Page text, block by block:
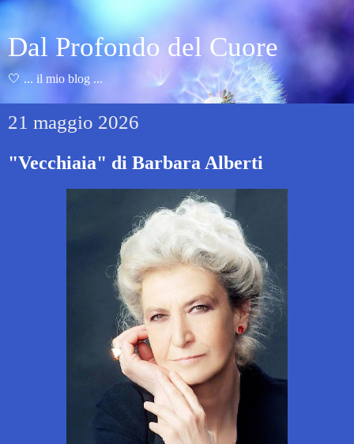
Dal Profondo del Cuore
🤍 ... il mio blog ...
21 maggio 2026
"Vecchiaia" di Barbara Alberti